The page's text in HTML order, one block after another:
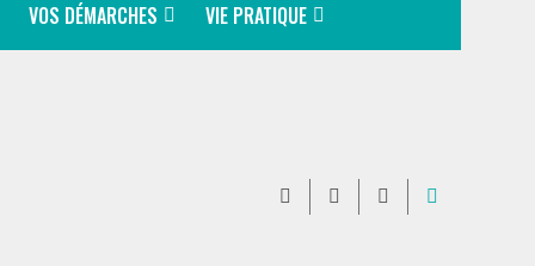
VOS DÉMARCHES VIE PRATIQUE